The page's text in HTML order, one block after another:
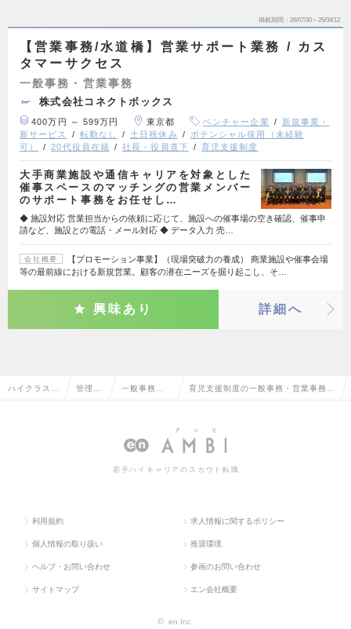
掲載期間 26/07/30～26/08/12
【営業事務/水道橋】営業サポート業務 / カス
タマーサクセス
一般事務・営業事務
株式会社コネクトボックス
400万円 ～ 599万円 東京都 ベンチャー企業
新規事業・
新サービス
転勤なし 土日祝休み
ポテンシャル採用（未経験
可）
20代役員在籍 社長・役員直下 育児支援制度
大手商業施設や通信キャリアを対象とした
催事スペースのマッチングの営業メンバー
のサポート事務をお任せし…
◆ 施設対応 営業担当からの依頼に応じて、施設への催事場の空き確認、催事申
請など、施設との電話・メール対応 ◆ データ入力 売…
会社概要
【プロモーション事業】（現場突破力の養成） 商業施設や催事会場
等の最前線における新規営業。顧客の潜在ニーズを掘り起こし、そ…
興味あり 詳細へ
ハイクラス求 管理部 一般事務・ 育児支援制度の一般事務・営業事務の
若手ハイキャリアのスカウト転職
利用規約 求人情報に関するポリシー
個人情報の取り扱い 推奨環境
ヘルプ・お問い合わせ 参画のお問い合わせ
サイトマップ エン会社概要
© en Inc.